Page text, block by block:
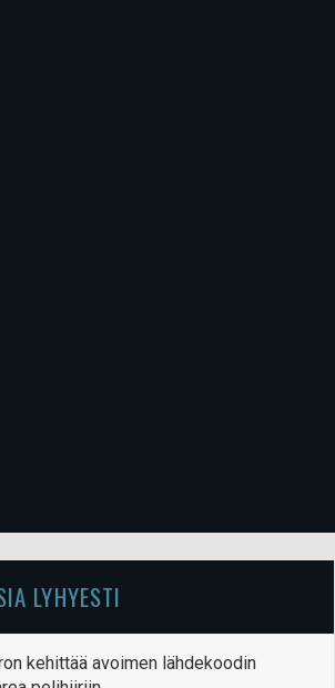
LYHYESTI
kehittää avoimen lähdekoodin